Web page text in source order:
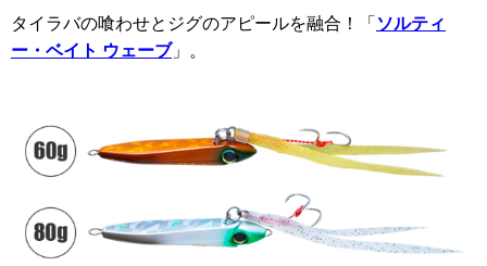
タイラバの喰わせとジグのアピールを融合！「 ソルティ
ー・ベイト ウェーブ 」。